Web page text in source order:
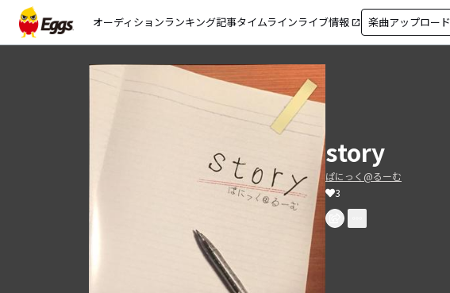
オーディションランキング記事タイムラインライブ情報 open_in_new 楽曲アップロード
story
ぱにっく@るーむ
3